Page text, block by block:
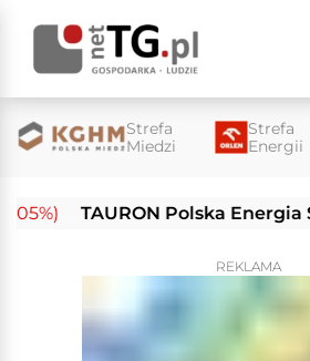
Strefa
Miedzi
Strefa
Energii
TAURON Polska Energia
REKLAMA